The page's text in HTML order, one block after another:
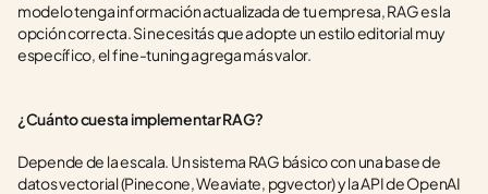
modelo tenga información actualizada de tu empresa, RAG es la
opción correcta. Si necesitás que adopte un estilo editorial muy
específico, el fine-tuning agrega más valor.
¿Cuánto cuesta implementar RAG?
Depende de la escala. Un sistema RAG básico con una base de
datos vectorial (Pinecone, Weaviate, pgvector) y la API de OpenAI